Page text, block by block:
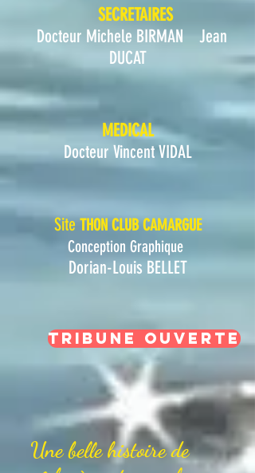
SECRETAIRES
Docteur Michele BIRMAN Jean
DUCAT
MEDICAL
Docteur Vincent VIDAL
Site THON CLUB CAMARGUE
Conception Graphique
Dorian-Louis BELLET
Tribune ouverte
Une belle histoire de